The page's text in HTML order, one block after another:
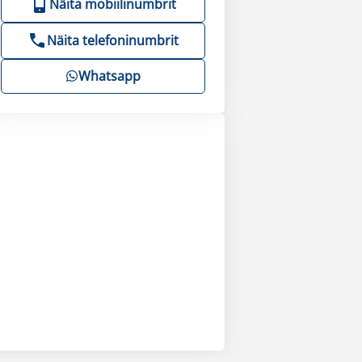
Näita mobiilinumbrit
Näita telefoninumbrit
Whatsapp